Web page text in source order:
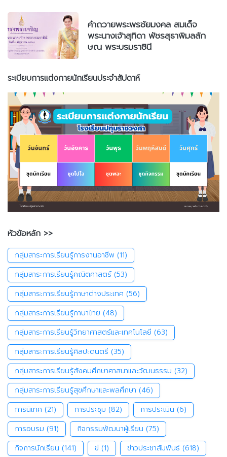
คำถวายพระพรชัยมงคล สมเด็จ
พระนางเจ้าสุทิดา พัชรสุธาพิมลลัก
ษณ พระบรมราชินี
ระเบียบการแต่งกายนักเรียนประจำสัปดาห์
หัวข้อหลัก >>
กลุ่มสาระการเรียนรู้การงานอาชีพ (11)
กลุ่มสาระการเรียนรู้คณิตศาสตร์ (53)
กลุ่มสาระการเรียนรู้ภาษาต่างประเทศ (56)
กลุ่มสาระการเรียนรู้ภาษาไทย (48)
กลุ่มสาระการเรียนรู้วิทยาศาสตร์และเทคโนโลยี (63)
กลุ่มสาระการเรียนรู้ศิลปะดนตรี (35)
กลุ่มสาระการเรียนรู้สังคมศึกษาศาสนาและวัฒนธรรม (32)
กลุ่มสาระการเรียนรู้สุขศึกษาและพลศึกษา (46)
การนิเทศ (21) การประชุม (82) การประเมิน (6)
การอบรม (91) กิจกรรมพัฒนาผู้เรียน (75)
กิจการนักเรียน (141) ข่ (1) ข่าวประชาสัมพันธ์ (618)